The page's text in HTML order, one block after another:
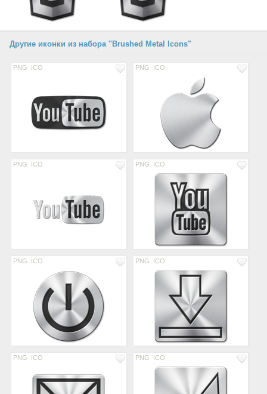
Другие иконки из набора "Brushed Metal Icons"
PNG ICO PNG ICO
PNG ICO PNG ICO
PNG ICO PNG ICO
PNG ICO PNG ICO